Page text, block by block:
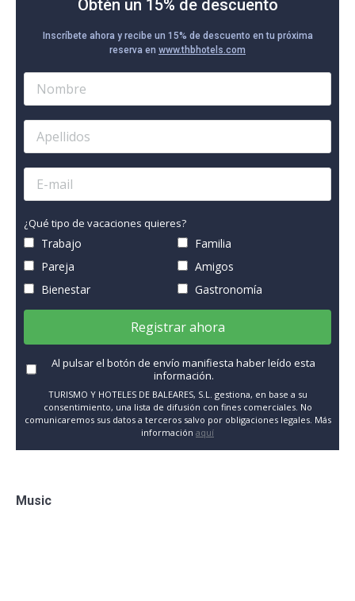
Obtén un 15% de descuento
Inscríbete ahora y recibe un 15% de descuento en tu próxima
reserva en www.thbhotels.com
¿Qué tipo de vacaciones quieres?
Trabajo
Familia
Pareja
Amigos
Bienestar
Gastronomía
Registrar ahora
Al pulsar el botón de envío manifiesta haber leído esta
información.
TURISMO Y HOTELES DE BALEARES, S.L. gestiona, en base a su
consentimiento, una lista de difusión con fines comerciales. No
comunicaremos sus datos a terceros salvo por obligaciones legales. Más
información aquí
Music